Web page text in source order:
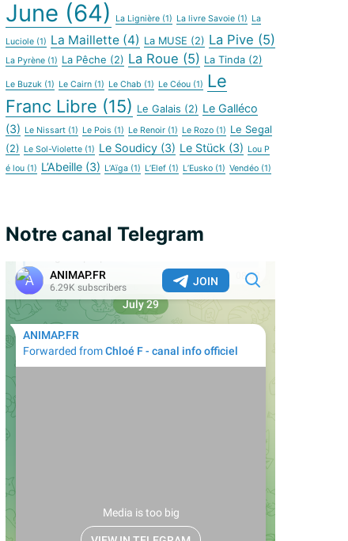
June (64) La Lignière (1) La livre Savoie (1) La
Luciole (1) La Maillette (4) La MUSE (2) La Pive (5)
La Pyrène (1) La Pêche (2) La Roue (5) La Tinda (2)
Le Buzuk (1) Le Cairn (1) Le Chab (1) Le Céou (1)
Le
Franc Libre (15) Le Galais (2) Le Galléco
(3) Le Nissart (1) Le Pois (1) Le Renoir (1) Le Rozo (1) Le Segal
(2) Le Sol-Violette (1) Le Soudicy (3) Le Stück (3) Lou P
é lou (1) L’Abeille (3) L’Aïga (1) L’Elef (1) L’Eusko (1) Vendéo (1)
Notre canal Telegram